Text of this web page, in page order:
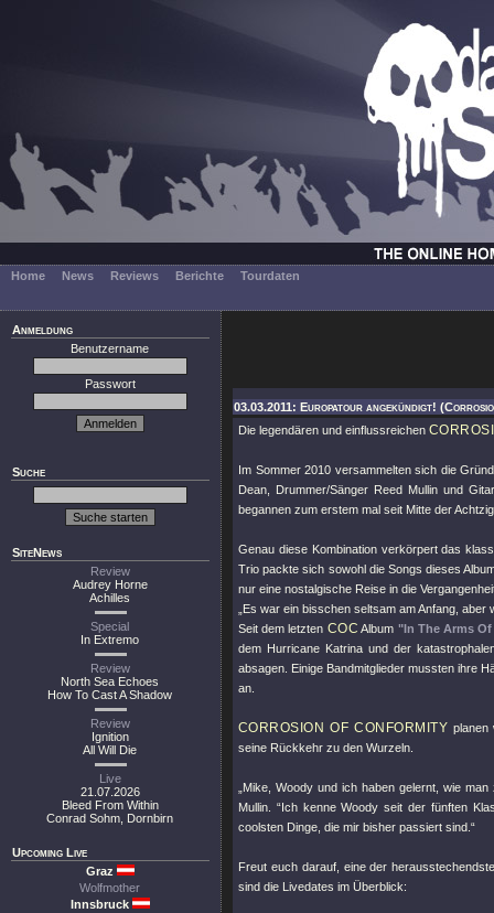
Home News Reviews Berichte Tourdaten
Anmeldung
Benutzername
Passwort
Suche
SiteNews
Review
Audrey Horne
Achilles
Special
In Extremo
Review
North Sea Echoes
How To Cast A Shadow
Review
Ignition
All Will Die
Live
21.07.2026
Bleed From Within
Conrad Sohm, Dornbirn
Upcoming Live
Graz
Wolfmother
Innsbruck
03.03.2011: Europatour angekündigt!
Die legendären und einflussreichen
Im Sommer 2010 versammelten sich die
Dean, Drummer/Sänger Reed Mullin und
begannen zum erstem mal seit Mitte der
Genau diese Kombination verkörpert das
Trio packte sich sowohl die Songs dieses
nur eine nostalgische Reise in die
„Es war ein bisschen seltsam am Anfang,
Seit dem letzten COC Album "In The Arms
dem Hurricane Katrina und der
absagen. Einige Bandmitglieder mussten ihre
an.
CORROSION OF CONFORMITY planen
seine Rückkehr zu den Wurzeln.
„Mike, Woody und ich haben gelernt, wie
Mullin. “Ich kenne Woody seit der fünften
coolsten Dinge, die mir bisher passiert sind.“
Freut euch darauf, eine der
sind die Livedates im Überblick: